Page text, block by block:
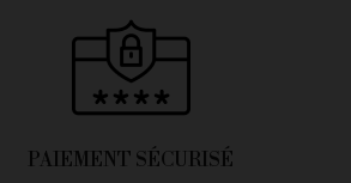
PAIEMENT SÉCURISÉ